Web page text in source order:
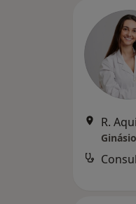
R.